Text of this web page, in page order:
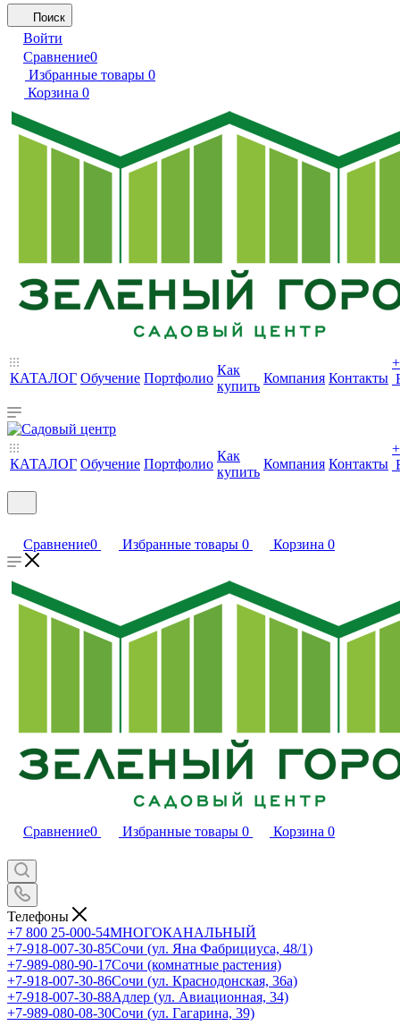
Поиск
Войти
Сравнение0
Избранные товары 0
Корзина 0
КАТАЛОГ Обучение Портфолио
Как
купить
Компания Контакты
+
КАТАЛОГ Обучение Портфолио
Как
купить
Компания Контакты
+
Сравнение0 Избранные товары 0 Корзина 0
Сравнение0 Избранные товары 0 Корзина 0
Телефоны
+7 800 25-000-54МНОГОКАНАЛЬНЫЙ
+7-918-007-30-85Сочи (ул. Яна Фабрициуса, 48/1)
+7-989-080-90-17Сочи (комнатные растения)
+7-918-007-30-86Сочи (ул. Краснодонская, 36а)
+7-918-007-30-88Адлер (ул. Авиационная, 34)
+7-989-080-08-30Сочи (ул. Гагарина, 39)